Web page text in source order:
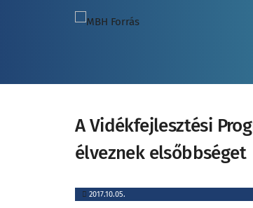
A Vidékfejlesztési
élveznek elsőbbséget
2017.10.05.